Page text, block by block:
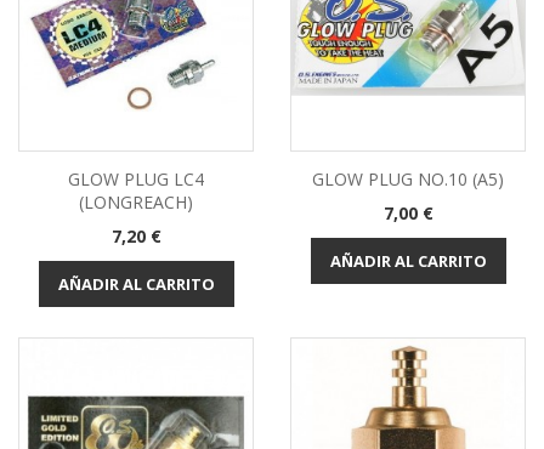
GLOW PLUG LC4
(LONGREACH)
Precio
7,20 €
AÑADIR AL CARRITO
GLOW PLUG NO.10 (A5)
Precio
7,00 €
AÑADIR AL CARRITO